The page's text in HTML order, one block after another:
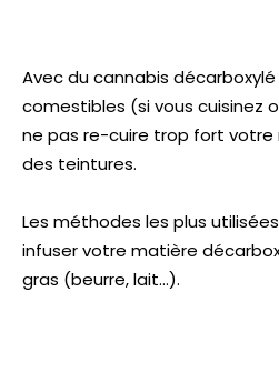
Avec du cannabis
comestibles (si vous cuisinez
ne pas re-cuire trop fort votre
des teintures.
Les méthodes les plus
infuser votre matière
gras (beurre, lait…).